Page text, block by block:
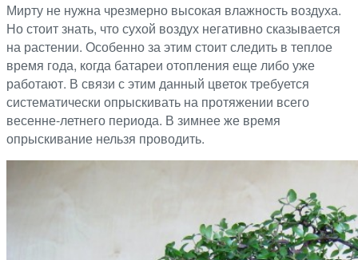
Мирту не нужна чрезмерно высокая влажность воздуха.
Но стоит знать, что сухой воздух негативно сказывается
на растении. Особенно за этим стоит следить в теплое
время года, когда батареи отопления еще либо уже
работают. В связи с этим данный цветок требуется
систематически опрыскивать на протяжении всего
весенне-летнего периода. В зимнее же время
опрыскивание нельзя проводить.